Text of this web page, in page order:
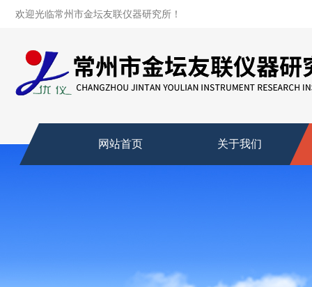
欢迎光临常州市金坛友联仪器研究所！
网站首页 关于我们